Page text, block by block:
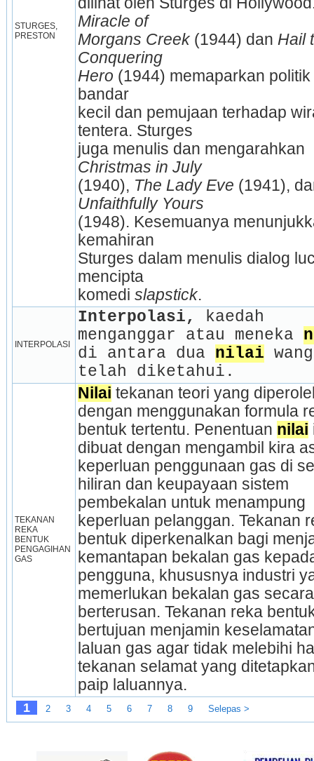
STURGES,
PRESTON
Miracle of
Morgans Creek (1944) dan Hail
Conquering
Hero (1944) memaparkan
bandar
kecil dan pemujaan terhadap
tentera. Sturges
Christmas in July
(1940), The Lady Eve
Unfaithfully Yours
(1948). Kesemuanya
kemahiran
Sturges dalam menulis dialog
mencipta
komedi slapstick.
INTERPOLASI
Interpolasi, kaedah
menganggar atau meneka
di antara dua nilai
telah diketahui.
TEKANAN
REKA
BENTUK
PENGAGIHAN
GAS
Nilai tekanan teori yang
dengan menggunakan formula
bentuk tertentu. Penentuan nilai
dibuat dengan mengambil kira
keperluan penggunaan gas di
hiliran dan keupayaan sistem
pembekalan untuk menampung
keperluan pelanggan. Tekanan
bentuk diperkenalkan bagi
kemantapan bekalan gas
pengguna, khususnya industri
memerlukan bekalan gas secara
berterusan. Tekanan reka
bertujuan menjamin
laluan gas agar tidak melebihi
tekanan selamat yang
paip laluannya.
1 2 3 4 5 6 7 8 9 Selepas >